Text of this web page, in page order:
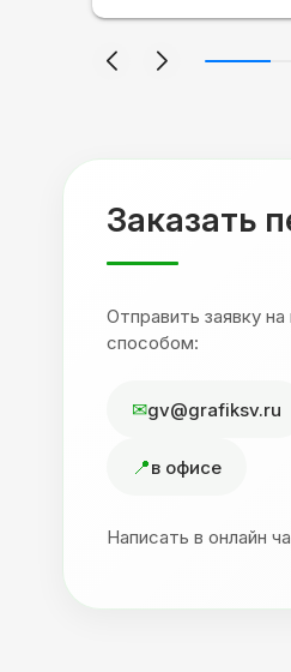
спасибо Евгении
Заказать
Отправить заявку
способом:
gv@grafiksv.ru
в офисе
Написать в онлайн